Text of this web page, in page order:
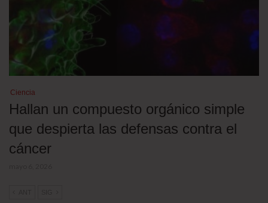
Ciencia
Hallan un compuesto orgánico simple
que despierta las defensas contra el
cáncer